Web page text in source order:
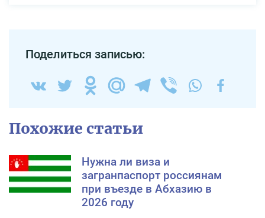
Поделиться записью:
Похожие статьи
Нужна ли виза и
загранпаспорт россиянам
при въезде в Абхазию в
2026 году